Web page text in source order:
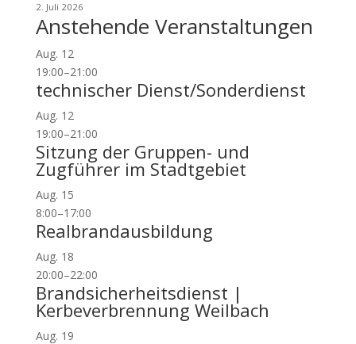
2. Juli 2026
Anstehende Veranstaltungen
Aug. 12
19:00–21:00
technischer Dienst/Sonderdienst
Aug. 12
19:00–21:00
Sitzung der Gruppen- und
Zugführer im Stadtgebiet
Aug. 15
8:00–17:00
Realbrandausbildung
Aug. 18
20:00–22:00
Brandsicherheitsdienst |
Kerbeverbrennung Weilbach
Aug. 19